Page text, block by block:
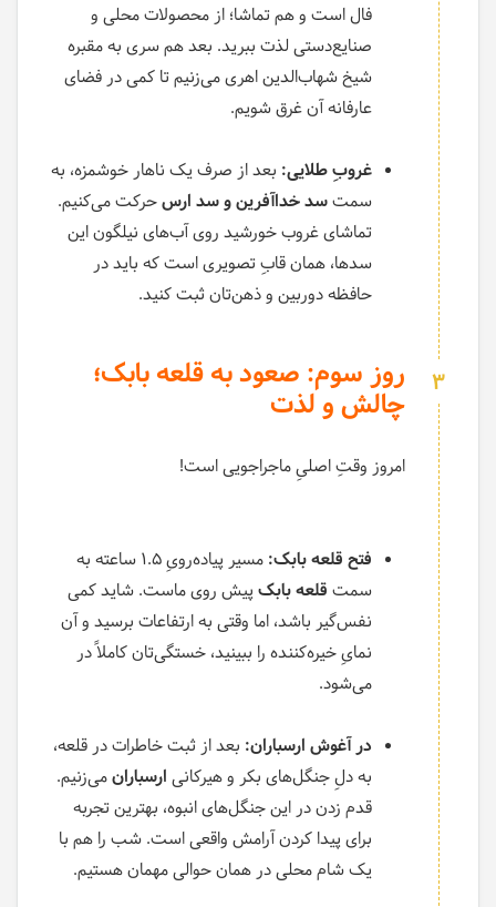
فال است و هم تماشا؛ از محصولات محلی و
صنایع‌دستی لذت ببرید. بعد هم سری به مقبره
شیخ شهاب‌الدین اهری می‌زنیم تا کمی در فضای
عارفانه آن غرق شویم.
غروبِ طلایی: بعد از صرف یک ناهار خوشمزه، به
سمتسد خداآفرین و سد ارسحرکت می‌کنیم.
تماشای غروب خورشید روی آب‌های نیلگون این
سدها، همان قابِ تصویری است که باید در
حافظه دوربین و ذهن‌تان ثبت کنید.
3 روز سوم: صعود به قلعه بابک؛
چالش و لذت
امروز وقتِ اصلیِ ماجراجویی است!
فتح قلعه بابک:
مسیر پیاده‌رویِ ۱.۵ ساعته به
سمت قلعه بابکپیش روی ماست. شاید کمی
نفس‌گیر باشد، اما وقتی به ارتفاعات برسید و آن
نمایِ خیره‌کننده را ببینید، خستگی‌تان کاملاً در
می‌شود.
در آغوش ارسباران: بعد از ثبت خاطرات در قلعه،
به دلِ جنگل‌های بکر و هیرکانی ارسبارانمی‌زنیم.
قدم زدن در این جنگل‌های انبوه، بهترین تجربه
برای پیدا کردن آرامش واقعی است. شب را هم با
یک شام محلی در همان حوالی مهمان هستیم.